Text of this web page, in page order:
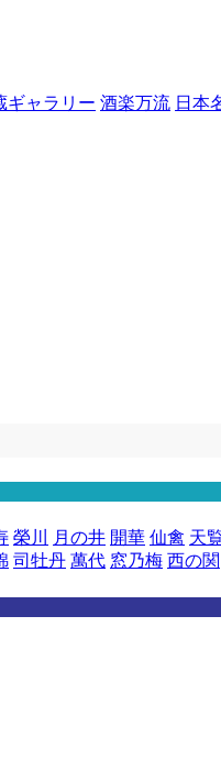
ギャラリー 酒楽万流 日本
榮川 月の井 開華 仙禽 天
司牡丹 萬代 窓乃梅 西の関